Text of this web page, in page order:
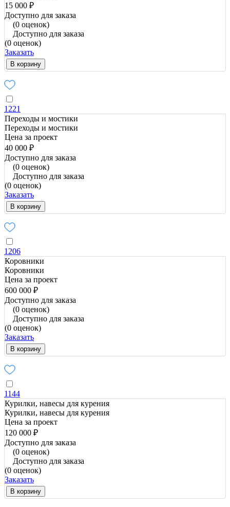
15 000 ₽
Доступно для заказа
(0 оценок)
Доступно для заказа
(0 оценок)
Заказать
В корзину
1221
Переходы и мостики
Переходы и мостики
Цена за проект
40 000 ₽
Доступно для заказа
(0 оценок)
Доступно для заказа
(0 оценок)
Заказать
В корзину
1206
Коровники
Коровники
Цена за проект
600 000 ₽
Доступно для заказа
(0 оценок)
Доступно для заказа
(0 оценок)
Заказать
В корзину
1144
Курилки, навесы для курения
Курилки, навесы для курения
Цена за проект
120 000 ₽
Доступно для заказа
(0 оценок)
Доступно для заказа
(0 оценок)
Заказать
В корзину